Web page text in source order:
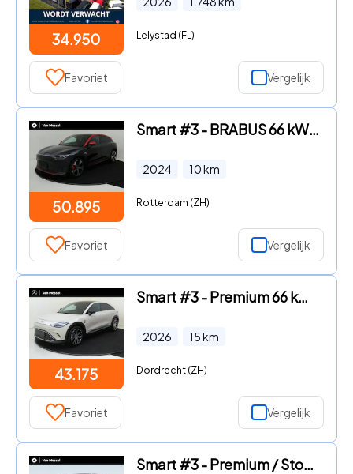
34.950 Lelystad (FL)
Favoriet Vergelijk
50.895
Smart #3 - BRABUS 66 kWh 428PK!/ Adaptieve Cruise Control /HUD /Sfeerve
2024 10km
Rotterdam (ZH)
Favoriet Vergelijk
43.175
Smart #3 - Premium 66 kWh / Memory-Stoelen / 360Graden-Camera / Carplay
2026 15km
Dordrecht (ZH)
Favoriet Vergelijk
Smart #3 - Premium / Stoelverwarming / 19'' Flux - 245/45 R19 / Halo Ro